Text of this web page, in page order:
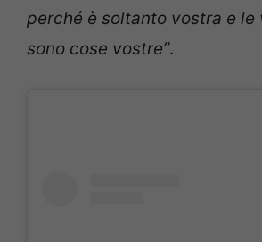
perché è soltanto vostra e le
sono cose vostre”.